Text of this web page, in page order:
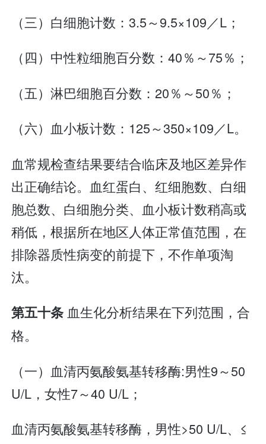
（三）白细胞计数：3.5～9.5×109／L；
（四）中性粒细胞百分数：40％～75％；
（五）淋巴细胞百分数：20％～50％；
（六）血小板计数：125～350×109／L。
血常规检查结果要结合临床及地区差异作
出正确结论。血红蛋白、红细胞数、白细
胞总数、白细胞分类、血小板计数稍高或
稍低，根据所在地区人体正常值范围，在
排除器质性病变的前提下，不作单项淘
汰。
第五十条血生化分析结果在下列范围，合
格。
（一）血清丙氨酸氨基转移酶:男性9～50
U/L，女性7～40 U/L；
血清丙氨酸氨基转移酶，男性>50 U/L、≤